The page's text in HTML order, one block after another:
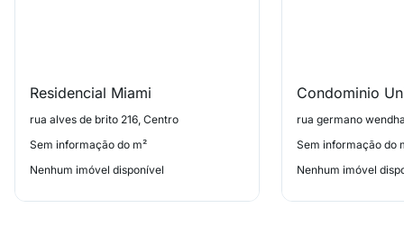
Residencial Miami
rua alves de brito 216, Centro
Sem informação do m²
Nenhum imóvel disponível
rua germano
Sem informação do
Nenhum imóvel